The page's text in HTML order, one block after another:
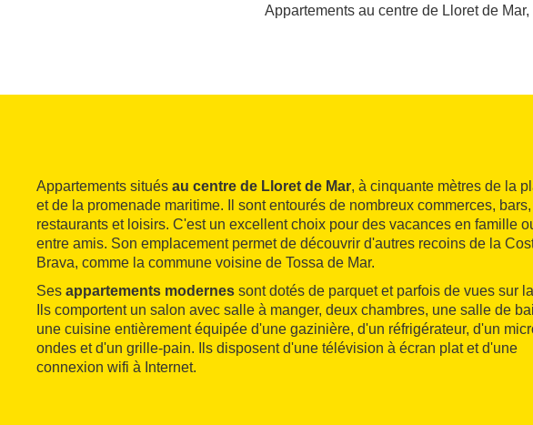
Appartements au centre de Lloret de
Appartements situés au centre de Lloret de Mar, à cinquante mètres de la
et de la promenade maritime. Il sont entourés de nombreux commerces, bars,
restaurants et loisirs. C'est un excellent choix pour des vacances en famille
entre amis. Son emplacement permet de découvrir d'autres recoins de la
Brava, comme la commune voisine de Tossa de Mar.
Ses appartements modernes sont dotés de parquet et parfois de vues sur
Ils comportent un salon avec salle à manger, deux chambres, une salle de
une cuisine entièrement équipée d'une gazinière, d'un réfrigérateur, d'un
ondes et d'un grille-pain. Ils disposent d'une télévision à écran plat et d'une
connexion wifi à Internet.